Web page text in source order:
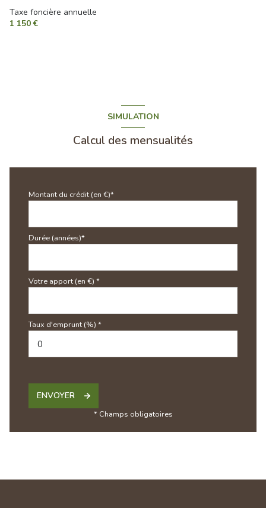
Taxe foncière annuelle
1 150 €
SIMULATION
Calcul des mensualités
Montant du crédit (en €)*
Durée (années)*
Votre apport (en €) *
Taux d'emprunt (%) *
ENVOYER
* Champs obligatoires